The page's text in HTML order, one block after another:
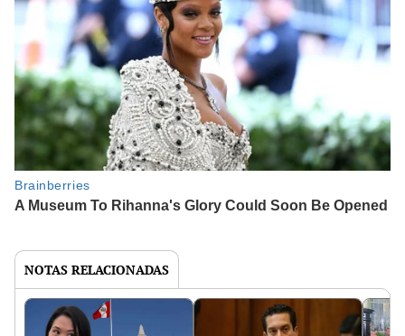
NOTAS RELACIONADAS